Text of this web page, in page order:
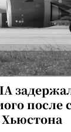
после
Хьюстона